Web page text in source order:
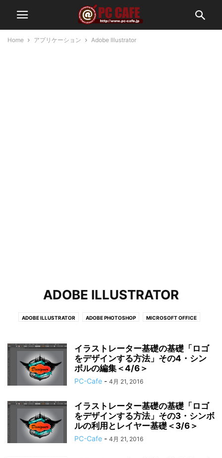
Home アプリケーション Adobe Illustrator
ADOBE ILLUSTRATOR
ADOBE ILLUSTRATOR ADOBE PHOTOSHOP MICROSOFT OFFICE
イラストレーター基礎の基礎「ロゴ
をデザインする方法」その4・シン
ボルの編集＜4/6＞
PC-Cafe - 4月 21, 2016
イラストレーター基礎の基礎「ロゴ
をデザインする方法」その3・シンボ
ルの利用とレイヤー基礎＜3/6＞
PC-Cafe - 4月 21, 2016